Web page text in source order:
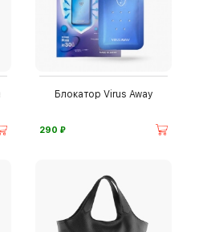
Блокатор Virus Away
290 ⃏